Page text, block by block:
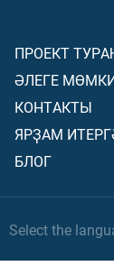
ПРОЕКТ
ӘЛЕГЕ
КОНТАКТЫ
ЯРҘАМ
БЛОГ
Select the